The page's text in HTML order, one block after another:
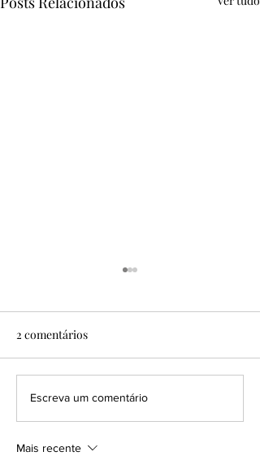
Grandes certezas da
vida...
2 comentários
Escreva um comentário
Mais recente